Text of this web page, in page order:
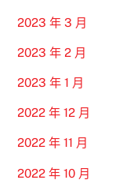
2023 年 3 月
2023 年 2 月
2023 年 1 月
2022 年 12 月
2022 年 11 月
2022 年 10 月